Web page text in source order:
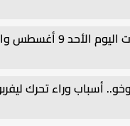
أغسطس والقنوات الناقلة
أسباب وراء تحرك